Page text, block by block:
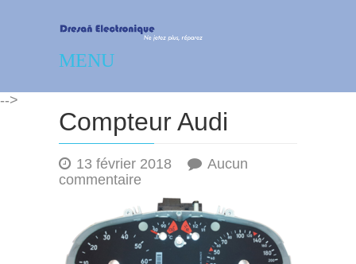
Dresañ Electronique –
Réparation – dépannage
électronique
MENU
-->
Compteur Audi
13 février 2018
Aucun
commentaire
Compteur
Audi